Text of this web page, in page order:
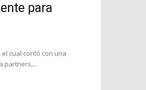
para
cual contó con una
partners,...